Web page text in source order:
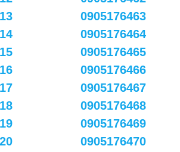
0905176463
0905176464
0905176465
0905176466
0905176467
0905176468
0905176469
0905176470